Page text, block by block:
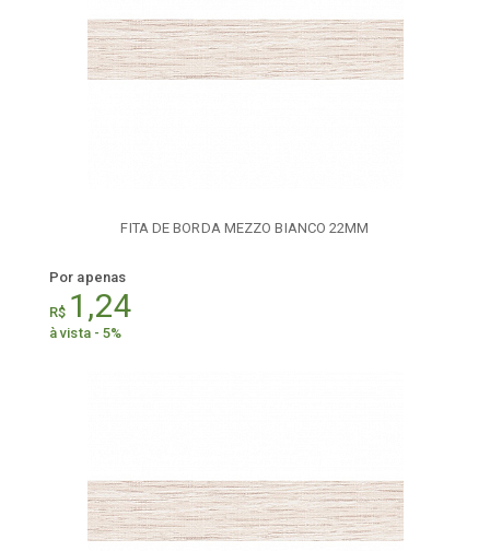
FITA DE BORDA MEZZO BIANCO 22MM
Por apenas
R$ 1,24
à vista - 5%